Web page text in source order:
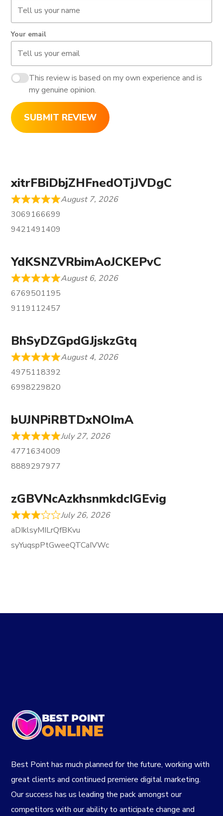
Your email
This review is based on my own experience and is
my genuine opinion.
SUBMIT REVIEW
xitrFBiDbjZHFnedOTjJVDgC
August 7, 2026
3069166699
9421491409
YdKSNZVRbimAoJCKEPvC
August 6, 2026
6769501195
9119112457
BhSyDZGpdGJjskzGtq
August 4, 2026
4975118392
6998229820
bUJNPiRBTDxNOImA
July 27, 2026
4771634009
8889297977
zGBVNcAzkhsnmkdcIGEvig
July 26, 2026
aDIklsyMILrQfBKvu
syYuqspPtGweeQTCaIVWc
Best Point has much planned for the future, working with
great clients and continued premiere digital marketing.
Our success has us leading the pack amongst our
competitors with our ability to anticipate change and